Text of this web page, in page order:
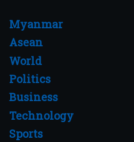
Myanmar
Asean
World
Politics
Business
Technology
Sports